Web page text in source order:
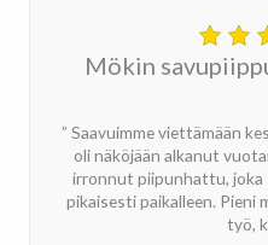
Mökin
” Saavuimme viettämään
oli näköjään alkanut
irronnut piipunhattu, joka
pikaisesti paikalleen.
työ,